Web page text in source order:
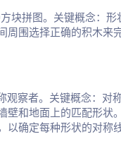
块拼图。关键概念：形
周围选择正确的积木来
观察者。关键概念：对
壁和地面上的匹配形状
以确定每种形状的对称线